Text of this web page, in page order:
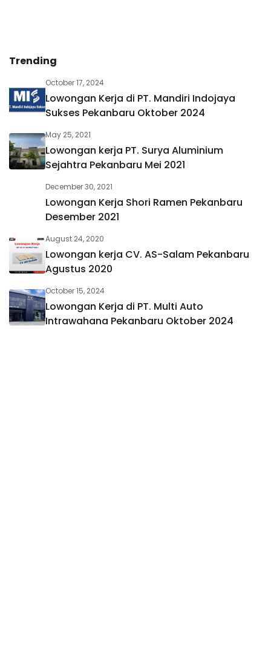
Trending
October 17, 2024
Lowongan Kerja di PT. Mandiri Indojaya
Sukses Pekanbaru Oktober 2024
May 25, 2021
Lowongan kerja PT. Surya Aluminium
Sejahtra Pekanbaru Mei 2021
December 30, 2021
Lowongan Kerja Shori Ramen Pekanbaru
Desember 2021
August 24, 2020
Lowongan kerja CV. AS-Salam Pekanbaru
Agustus 2020
October 15, 2024
Lowongan Kerja di PT. Multi Auto
Intrawahana Pekanbaru Oktober 2024